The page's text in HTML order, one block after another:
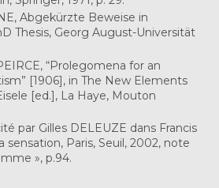
Abgekürzte Beweise in
Thesis, Georg August-Universität
“Prolegomena for an
[1906], in The New Elements
[ed.], La Haye, Mouton
par Gilles DELEUZE dans Francis
sensation, Paris, Seuil, 2002, note
», p.94.